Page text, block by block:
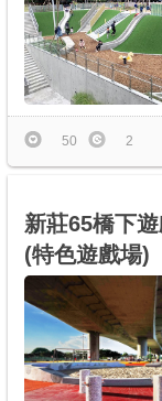
50 2
新莊65橋下
(特色遊戲場)